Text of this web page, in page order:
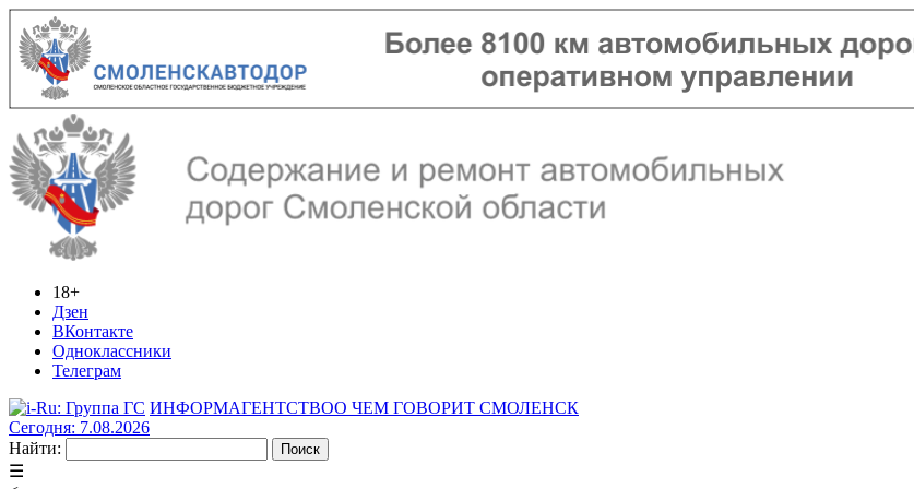
18+
Дзен
ВКонтакте
Одноклассники
Телеграм
ИНФОРМАГЕНТСТВОО ЧЕМ ГОВОРИТ СМОЛЕНСК
Сегодня: 7.08.2026
Найти:
☰